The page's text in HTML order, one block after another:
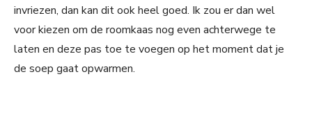
invriezen, dan kan dit ook heel goed. Ik zou er dan wel
voor kiezen om de roomkaas nog even achterwege te
laten en deze pas toe te voegen op het moment dat je
de soep gaat opwarmen.